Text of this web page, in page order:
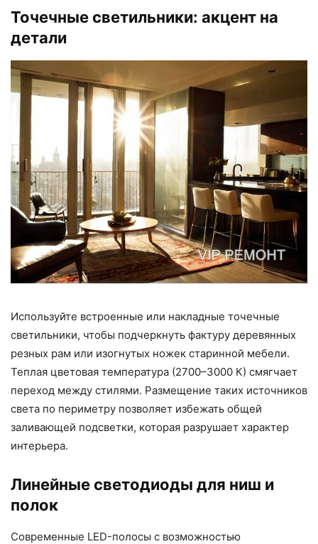
Точечные светильники: акцент на
детали
Используйте встроенные или накладные точечные
светильники, чтобы подчеркнуть фактуру деревянных
резных рам или изогнутых ножек старинной мебели.
Теплая цветовая температура (2700–3000 К) смягчает
переход между стилями. Размещение таких источников
света по периметру позволяет избежать общей
заливающей подсветки, которая разрушает характер
интерьера.
Линейные светодиоды для ниш и
полок
Современные LED-полосы с возможностью